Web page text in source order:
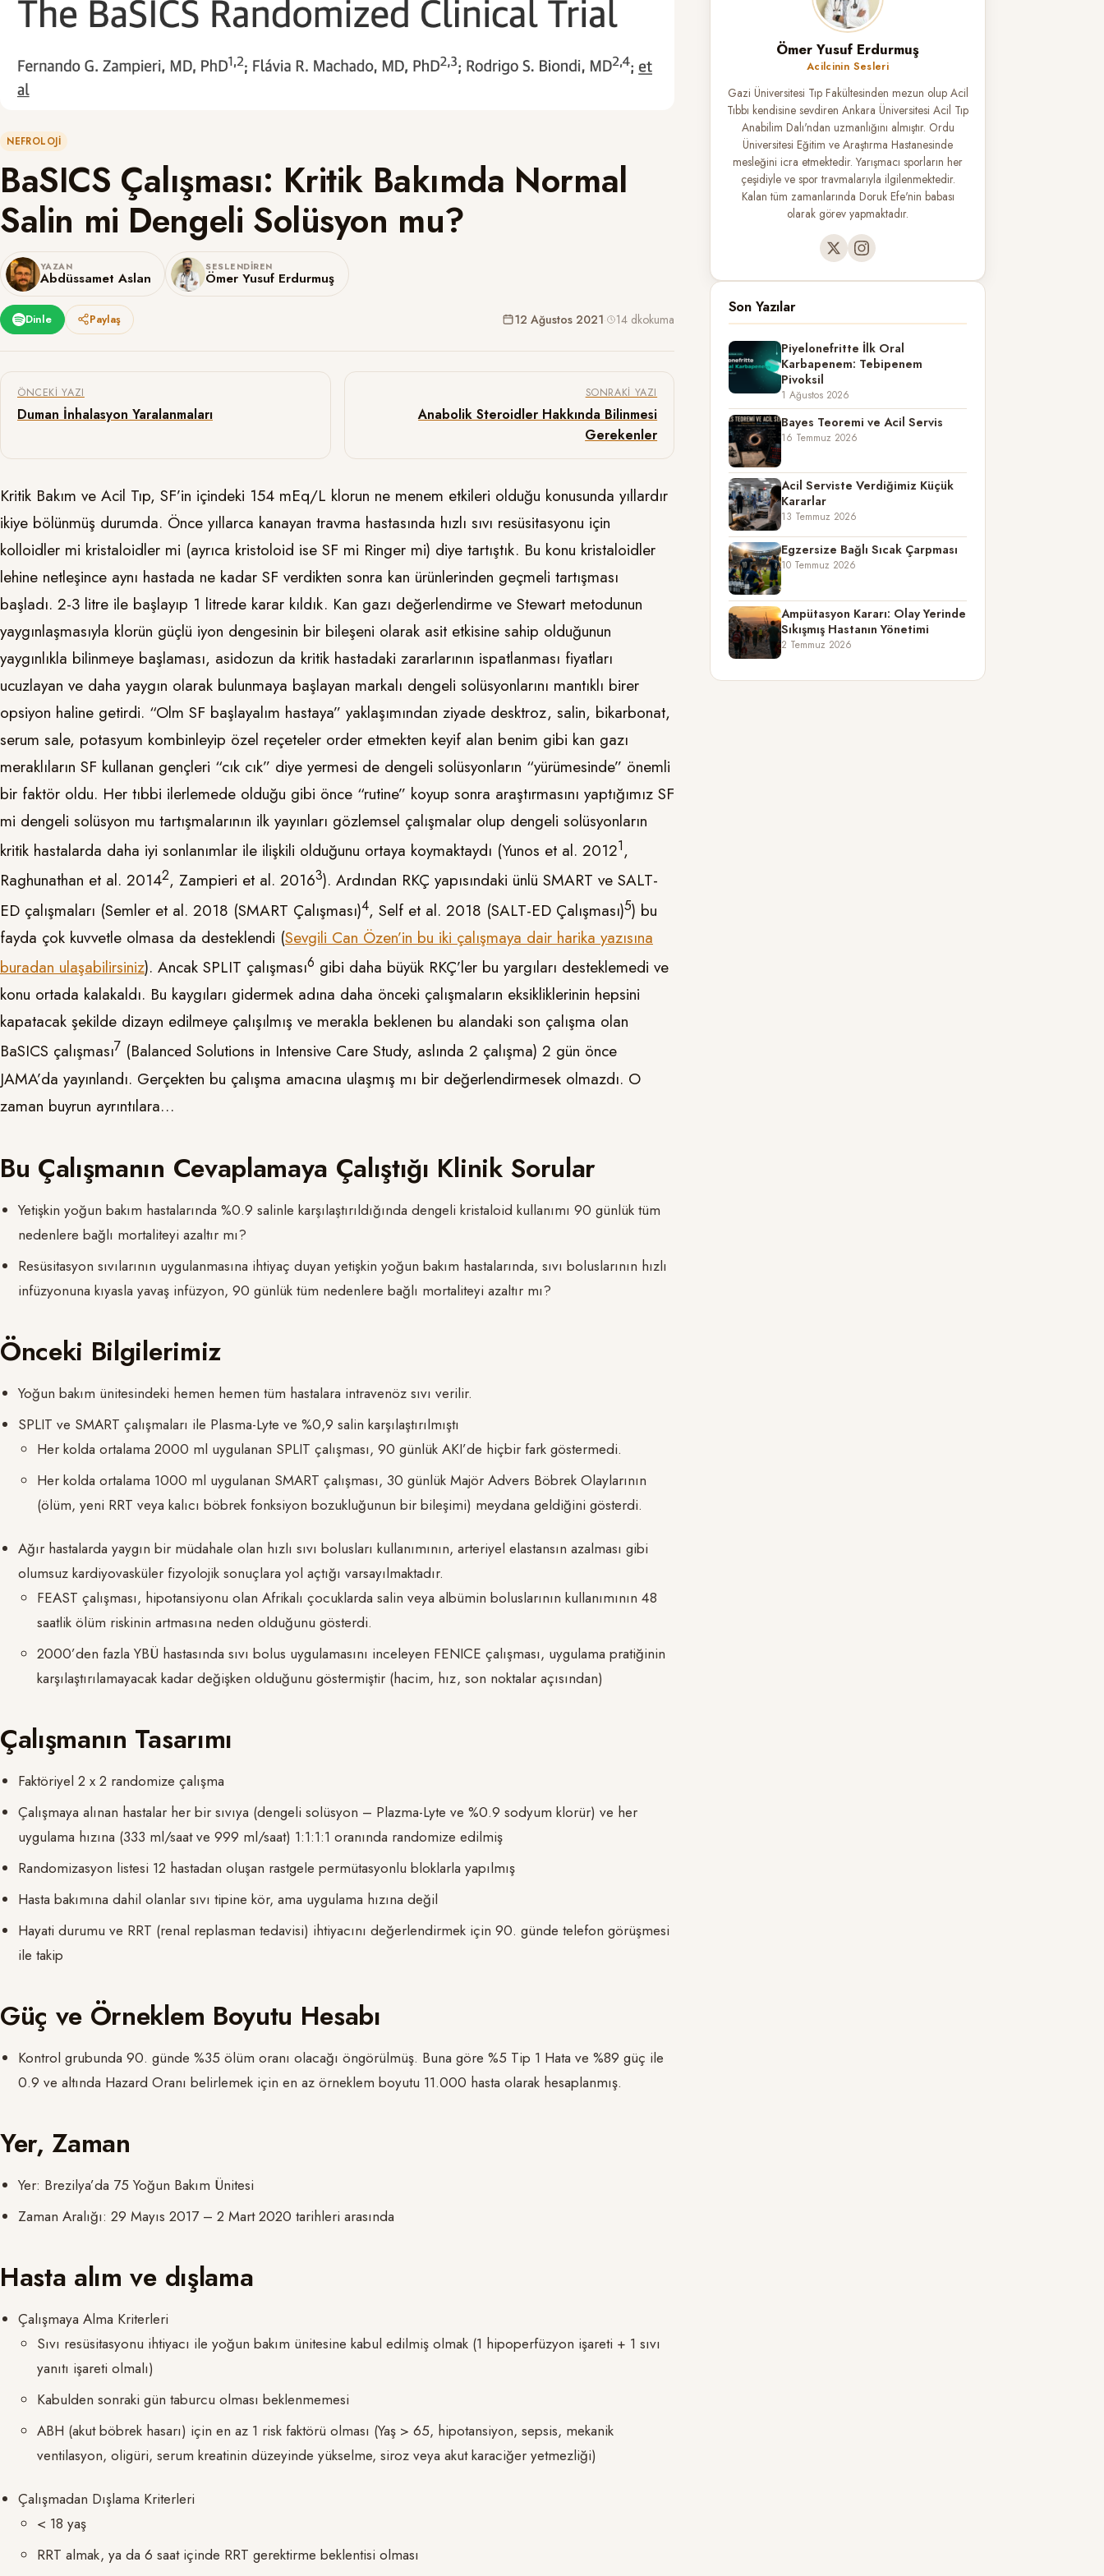
NEFROLOJI
BaSICS Çalışması: Kritik Bakımda Normal
Salin mi Dengeli Solüsyon mu?
YAZAN
Abdüssamet Aslan
SESLENDIREN
Ömer Yusuf Erdurmuş
12 Ağustos 2021· 14 dkokuma
Dinle Paylaş
Yazı gezinmesi
ÖNCEKI YAZI
Duman İnhalasyon Yaralanmaları
SONRAKI YAZI
Anabolik Steroidler Hakkında Bilinmesi
Gerekenler
Kritik Bakım ve Acil Tıp, SF’in içindeki 154 mEq/L klorun ne menem etkileri olduğu konusunda yıllardır
ikiye bölünmüş durumda. Önce yıllarca kanayan travma hastasında hızlı sıvı resüsitasyonu için
kolloidler mi kristaloidler mi (ayrıca kristoloid ise SF mi Ringer mi) diye tartıştık. Bu konu kristaloidler
lehine netleşince aynı hastada ne kadar SF verdikten sonra kan ürünlerinden geçmeli tartışması
başladı. 2-3 litre ile başlayıp 1 litrede karar kıldık. Kan gazı değerlendirme ve Stewart metodunun
yaygınlaşmasıyla klorün güçlü iyon dengesinin bir bileşeni olarak asit etkisine sahip olduğunun
yaygınlıkla bilinmeye başlaması, asidozun da kritik hastadaki zararlarının ispatlanması fiyatları
ucuzlayan ve daha yaygın olarak bulunmaya başlayan markalı dengeli solüsyonlarını mantıklı birer
opsiyon haline getirdi. “Olm SF başlayalım hastaya” yaklaşımından ziyade desktroz, salin, bikarbonat,
serum sale, potasyum kombinleyip özel reçeteler order etmekten keyif alan benim gibi kan gazı
meraklıların SF kullanan gençleri “cık cık” diye yermesi de dengeli solüsyonların “yürümesinde” önemli
bir faktör oldu. Her tıbbi ilerlemede olduğu gibi önce “rutine” koyup sonra araştırmasını yaptığımız SF
mi dengeli solüsyon mu tartışmalarının ilk yayınları gözlemsel çalışmalar olup dengeli solüsyonların
kritik hastalarda daha iyi sonlanımlar ile ilişkili olduğunu ortaya koymaktaydı (Yunos et al. 2012​1​,
Raghunathan et al. 2014​2​, Zampieri et al. 2016​3​). Ardından RKÇ yapısındaki ünlü SMART ve SALT-
ED çalışmaları (Semler et al. 2018 (SMART Çalışması)​4​, Self et al. 2018 (SALT-ED Çalışması)​5​) bu
fayda çok kuvvetle olmasa da desteklendi (Sevgili Can Özen’in bu iki çalışmaya dair harika yazısına
buradan ulaşabilirsiniz). Ancak SPLIT çalışması​6​ gibi daha büyük RKÇ’ler bu yargıları desteklemedi ve
konu ortada kalakaldı. Bu kaygıları gidermek adına daha önceki çalışmaların eksikliklerinin hepsini
kapatacak şekilde dizayn edilmeye çalışılmış ve merakla beklenen bu alandaki son çalışma olan
BaSICS çalışması​7​ (Balanced Solutions in Intensive Care Study, aslında 2 çalışma) 2 gün önce
JAMA’da yayınlandı. Gerçekten bu çalışma amacına ulaşmış mı bir değerlendirmesek olmazdı. O
zaman buyrun ayrıntılara…
Bu Çalışmanın Cevaplamaya Çalıştığı Klinik Sorular
Yetişkin yoğun bakım hastalarında %0.9 salinle karşılaştırıldığında dengeli kristaloid kullanımı 90 günlük tüm
nedenlere bağlı mortaliteyi azaltır mı?
Resüsitasyon sıvılarının uygulanmasına ihtiyaç duyan yetişkin yoğun bakım hastalarında, sıvı boluslarının hızlı
infüzyonuna kıyasla yavaş infüzyon, 90 günlük tüm nedenlere bağlı mortaliteyi azaltır mı?
Önceki Bilgilerimiz
Yoğun bakım ünitesindeki hemen hemen tüm hastalara intravenöz sıvı verilir.
SPLIT ve SMART çalışmaları ile Plasma-Lyte ve %0,9 salin karşılaştırılmıştı
Her kolda ortalama 2000 ml uygulanan SPLIT çalışması, 90 günlük AKI’de hiçbir fark göstermedi.
Her kolda ortalama 1000 ml uygulanan SMART çalışması, 30 günlük Majör Advers Böbrek Olaylarının
(ölüm, yeni RRT veya kalıcı böbrek fonksiyon bozukluğunun bir bileşimi) meydana geldiğini gösterdi.
Ağır hastalarda yaygın bir müdahale olan hızlı sıvı bolusları kullanımının, arteriyel elastansın azalması gibi
olumsuz kardiyovasküler fizyolojik sonuçlara yol açtığı varsayılmaktadır.
FEAST çalışması, hipotansiyonu olan Afrikalı çocuklarda salin veya albümin boluslarının kullanımının 48
saatlik ölüm riskinin artmasına neden olduğunu gösterdi.
2000’den fazla YBÜ hastasında sıvı bolus uygulamasını inceleyen FENICE çalışması, uygulama pratiğinin
karşılaştırılamayacak kadar değişken olduğunu göstermiştir (hacim, hız, son noktalar açısından)
Çalışmanın Tasarımı
Faktöriyel 2 x 2 randomize çalışma
Çalışmaya alınan hastalar her bir sıvıya (dengeli solüsyon – Plazma-Lyte ve %0.9 sodyum klorür) ve her
uygulama hızına (333 ml/saat ve 999 ml/saat) 1:1:1:1 oranında randomize edilmiş
Randomizasyon listesi 12 hastadan oluşan rastgele permütasyonlu bloklarla yapılmış
Hasta bakımına dahil olanlar sıvı tipine kör, ama uygulama hızına değil
Hayati durumu ve RRT (renal replasman tedavisi) ihtiyacını değerlendirmek için 90. günde telefon görüşmesi
ile takip
Güç ve Örneklem Boyutu Hesabı
Kontrol grubunda 90. günde %35 ölüm oranı olacağı öngörülmüş. Buna göre %5 Tip 1 Hata ve %89 güç ile
0.9 ve altında Hazard Oranı belirlemek için en az örneklem boyutu 11.000 hasta olarak hesaplanmış.
Yer, Zaman
Yer: Brezilya’da 75 Yoğun Bakım Ünitesi
Zaman Aralığı: 29 Mayıs 2017 – 2 Mart 2020 tarihleri ​​arasında
Hasta alım ve dışlama
Çalışmaya Alma Kriterleri
Sıvı resüsitasyonu ihtiyacı ile yoğun bakım ünitesine kabul edilmiş olmak (1 hipoperfüzyon işareti + 1 sıvı
yanıtı işareti olmalı)
Kabulden sonraki gün taburcu olması beklenmemesi
ABH (akut böbrek hasarı) için en az 1 risk faktörü olması (Yaş > 65, hipotansiyon, sepsis, mekanik
ventilasyon, oligüri, serum kreatinin düzeyinde yükselme, siroz veya akut karaciğer yetmezliği)
Çalışmadan Dışlama Kriterleri
< 18 yaş
RRT almak, ya da 6 saat içinde RRT gerektirme beklentisi olması
Ömer Yusuf Erdurmuş
Acilcinin Sesleri
Gazi Üniversitesi Tıp Fakültesinden mezun olup Acil
Tıbbı kendisine sevdiren Ankara Üniversitesi Acil Tıp
Anabilim Dalı'ndan uzmanlığını almıştır. Ordu
Üniversitesi Eğitim ve Araştırma Hastanesinde
mesleğini icra etmektedir. Yarışmacı sporların her
çeşidiyle ve spor travmalarıyla ilgilenmektedir.
Kalan tüm zamanlarında Doruk Efe'nin babası
olarak görev yapmaktadır.
Son Yazılar
Piyelonefritte İlk Oral
Karbapenem: Tebipenem
Pivoksil
1 Ağustos 2026
Bayes Teoremi ve Acil Servis
16 Temmuz 2026
Acil Serviste Verdiğimiz Küçük
Kararlar
13 Temmuz 2026
Egzersize Bağlı Sıcak Çarpması
10 Temmuz 2026
Ampütasyon Kararı: Olay Yerinde
Sıkışmış Hastanın Yönetimi
2 Temmuz 2026